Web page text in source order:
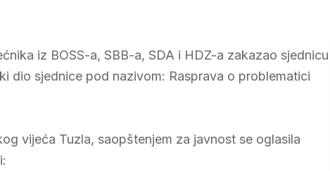
iz BOSS-a, SBB-a, SDA i HDZ-a zakazao sjednicu
dio sjednice pod nazivom: Rasprava o problematici
vijeća Tuzla, saopštenjem za javnost se oglasila